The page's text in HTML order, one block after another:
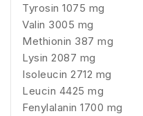
Tyrosin 1075 mg
Valin 3005 mg
Methionin 387 mg
Lysin 2087 mg
Isoleucin 2712 mg
Leucin 4425 mg
Fenylalanin 1700 mg